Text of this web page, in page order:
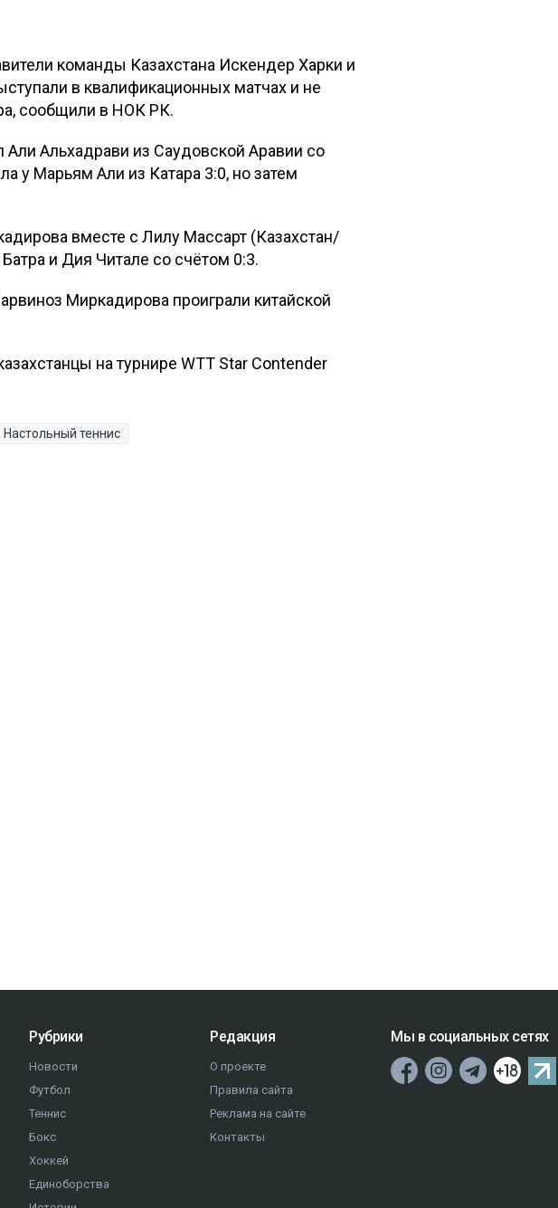
команды Казахстана Искендер Харки и
в квалификационных матчах и не
сообщили в НОК РК.
Альхадрави из Саудовской Аравии со
у Марьям Али из Катара 3:0, но затем
вместе с Лилу Массарт (Казахстан/
и Дия Читале со счётом 0:3.
Миркадирова проиграли китайской
на турнире WTT Star Contender
Настольный теннис
Рубрики
Новости
Футбол
Теннис
Бокс
Хоккей
Единоборства
Редакция
О проекте
Правила сайта
Реклама на сайте
Контакты
Мы в социальных сетях